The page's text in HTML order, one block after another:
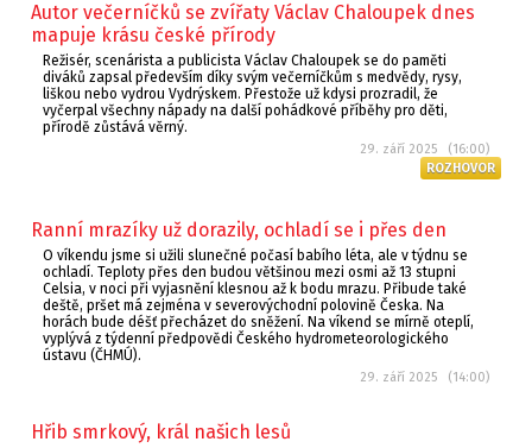
Autor večerníčků se zvířaty Václav Chaloupek dnes
mapuje krásu české přírody
Režisér, scenárista a publicista Václav Chaloupek se do paměti
diváků zapsal především díky svým večerníčkům s medvědy, rysy,
liškou nebo vydrou Vydrýskem. Přestože už kdysi prozradil, že
vyčerpal všechny nápady na další pohádkové příběhy pro děti,
přírodě zůstává věrný.
29. září 2025 (16:00)
ROZHOVOR
Ranní mrazíky už dorazily, ochladí se i přes den
O víkendu jsme si užili slunečné počasí babího léta, ale v týdnu se
ochladí. Teploty přes den budou většinou mezi osmi až 13 stupni
Celsia, v noci při vyjasnění klesnou až k bodu mrazu. Přibude také
deště, pršet má zejména v severovýchodní polovině Česka. Na
horách bude déšť přecházet do sněžení. Na víkend se mírně oteplí,
vyplývá z týdenní předpovědi Českého hydrometeorologického
ústavu (ČHMÚ).
29. září 2025 (14:00)
Hřib smrkový, král našich lesů